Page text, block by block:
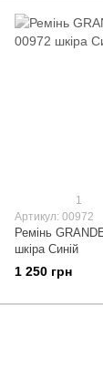
1
Артикул: 00972
Ремінь
шкіра Синій
1 250 грн